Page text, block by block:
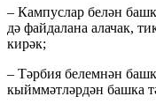
– Кампуслар белән
дә файдалана алачак,
кирәк;
– Тәрбия белемнән
кыйммәтләрдән башка